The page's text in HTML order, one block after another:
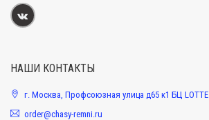
НАШИ КОНТАКТЫ
г. Москва, Профсоюзная улица д65 к1 БЦ LOTTE
order@chasy-remni.ru